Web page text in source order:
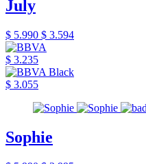
July
$ 5.990 $ 3.594
$ 3.235
$ 3.055
Sophie